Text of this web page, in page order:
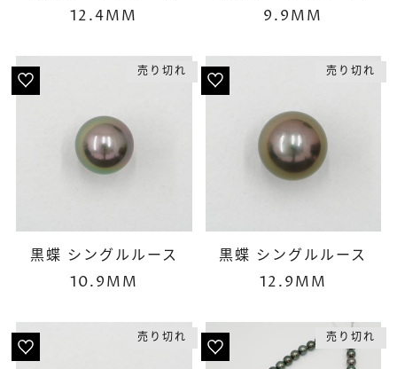
12.4MM
9.9MM
売り切れ
黒蝶 シングルルース
10.9MM
売り切れ
黒蝶 シングルルース
12.9MM
売り切れ 売り切れ